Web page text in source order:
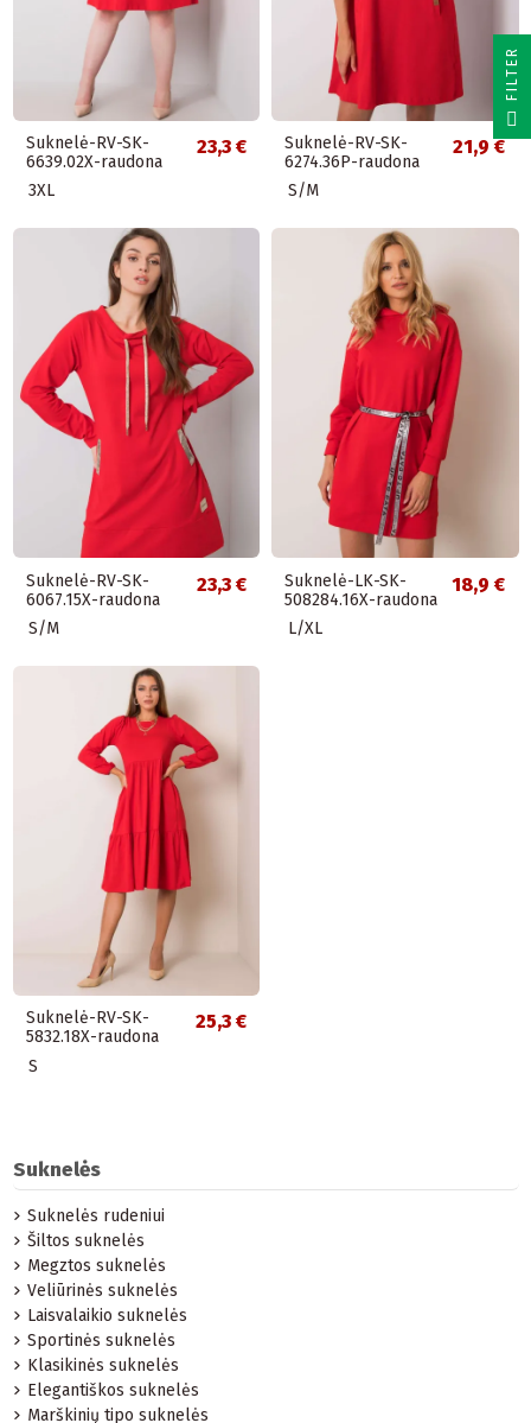
Suknelė-RV-SK-
6639.02X-raudona
23,3 €
3XL
Suknelė-RV-SK-
6274.36P-raudona
21,9 €
S/M
Suknelė-RV-SK-
6067.15X-raudona
23,3 €
S/M
Suknelė-LK-SK-
508284.16X-raudona
18,9 €
L/XL
Suknelė-RV-SK-
5832.18X-raudona
25,3 €
S
Suknelės
Suknelės rudeniui
Šiltos suknelės
Megztos suknelės
Veliūrinės suknelės
Laisvalaikio suknelės
Sportinės suknelės
Klasikinės suknelės
Elegantiškos suknelės
Marškinių tipo suknelės
R